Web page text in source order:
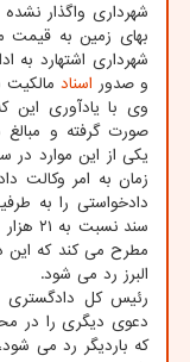
شهرداری واگذار
بهای زمین به قیمت
شهرداری اشتهارد به
و صدور اسناد
وی با یادآوری این
صورت گرفته و مبالغ
زمان به امر وکالت
دادخواستی را به
سند
مطرح می کند که این
البرز رد می شود.
رئیس کل دادگستری
دعوی دیگری را در
که باردیگر رد می